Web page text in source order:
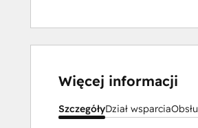
Więcej informacji
SzczegółyDział wsparcia